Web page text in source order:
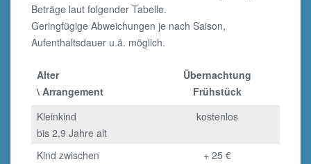
Beträge laut folgender Tabelle.
Geringfügige Abweichungen je nach Saison,
Aufenthaltsdauer u.ä. möglich.
Alter
\ Arrangement
Übernachtung
Frühstück
Kleinkind
bis 2,9 Jahre alt
kostenlos
Kind zwischen
+ 25 €